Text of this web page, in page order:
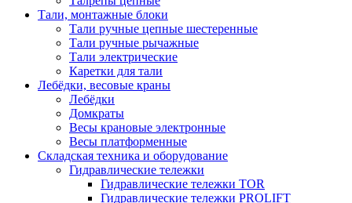
Тали, монтажные блоки
Тали ручные цепные шестеренные
Тали ручные рычажные
Тали электрические
Каретки для тали
Лебёдки, весовые краны
Лебёдки
Домкраты
Весы крановые электронные
Весы платформенные
Складская техника и оборудование
Гидравлические тележки
Гидравлические тележки TOR
Гидравлические тележки PROLIFT